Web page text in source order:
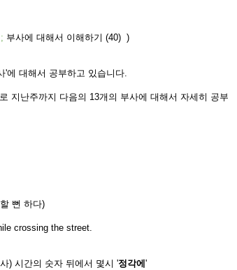
; 부사에 대해서 이해하기 (40) )
'에 대해서 공부하고 있습니다.
지난주까지 다음의 13개의 부사에 대해서 자세히 공부
뻔 하다)
crossing the street.
) 시간의 숫자 뒤에서 몇시 '정각에 '